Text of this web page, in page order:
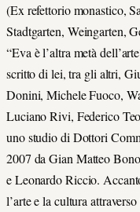
(Ex refettorio monastico,
Stadtgarten, Weingarten,
“Eva è l’altra metà
scritto di lei, tra gli altri,
Donini, Michele Fuoco,
Luciano Rivi, Federico
uno studio di Dottori
2007 da Gian Matteo
e Leonardo Riccio.
l’arte e la cultura